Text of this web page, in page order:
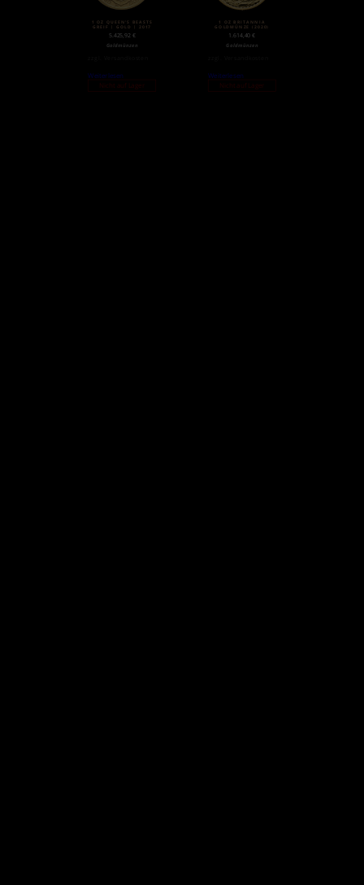
1 OZ QUEEN’S BEASTS
GREIF | GOLD | 2017
5.425,92 €
Goldmünzen
Weiterlesen
Nicht auf Lager
1 OZ BRITANNIA
GOLDMÜNZE (2020)
1.614,40€
Goldmünzen
Weiterlesen
Nicht auf Lager